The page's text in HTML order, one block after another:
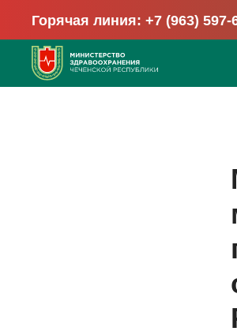
Горячая линия: +7 (963) 597-